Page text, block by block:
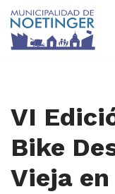
Saltar
VI
Bike
Vieja